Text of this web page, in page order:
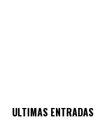
ULTIMAS ENTRADAS